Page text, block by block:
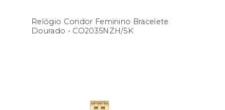
Relógio Condor Feminino Bracelete
Dourado - CO2035NZH/5K